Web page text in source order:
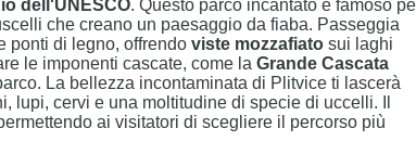
dell'UNESCO. Questo parco incantato è famoso
che creano un paesaggio da fiaba. Passeggia
ponti di legno, offrendo viste mozzafiato sui laghi
le imponenti cascate, come la Grande Cascata
La bellezza incontaminata di Plitvice ti lascerà
lupi, cervi e una moltitudine di specie di uccelli. Il
ai visitatori di scegliere il percorso più